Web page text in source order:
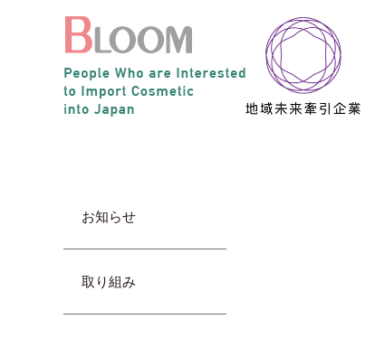
お知らせ
取り組み